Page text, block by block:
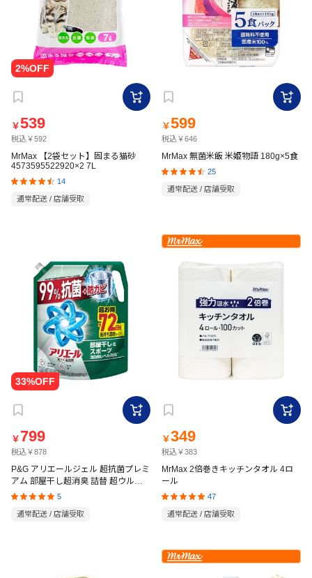
￥539
税込￥592
MrMax 【2袋セット】固まる猫砂
4573595522920×2 7L
14
通常配送 / 店舗受取
￥599
税込￥646
MrMax 無菌米飯 米姫物語 180g×5食
25
通常配送 / 店舗受取
￥ 799
税込￥878
P&G アリエールジェル 超抗菌プレミ
アム 部屋干し超消臭 詰替 超ウルト
ラジャンボ 1720g
5
通常配送 / 店舗受取
￥349
税込￥383
MrMax 2倍巻きキッチンタオル 4ロ
ール
47
通常配送 / 店舗受取